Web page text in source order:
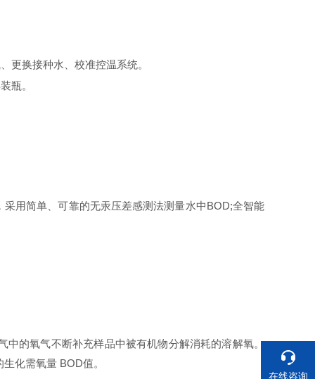
更换接种水、校准控温系统。
瓶。
用简单、可靠的无汞压差感测法测量水中BOD;全智能
中的氧气不断补充样品中被有机物分解消耗的溶解氧。
化需氧量 BOD值。
在线咨询